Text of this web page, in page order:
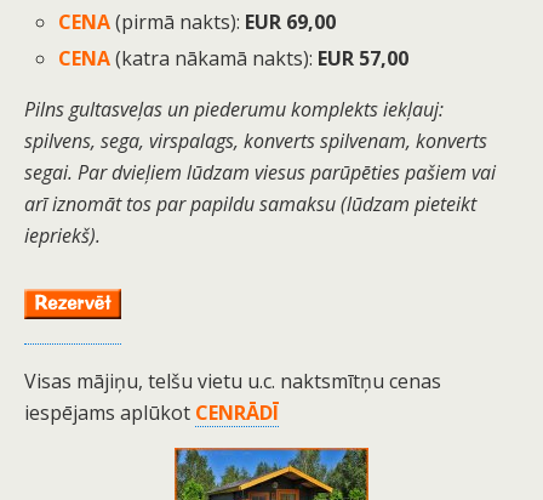
CENA (pirmā nakts): EUR 69,00
CENA (katra nākamā nakts): EUR 57,00
Pilns gultasveļas un piederumu komplekts iekļauj:
spilvens, sega, virspalags, konverts spilvenam, konverts
segai. Par dvieļiem lūdzam viesus parūpēties pašiem vai
arī iznomāt tos par papildu samaksu (lūdzam pieteikt
iepriekš).
Visas mājiņu, telšu vietu u.c. naktsmītņu cenas
iespējams aplūkot CENRĀDĪ